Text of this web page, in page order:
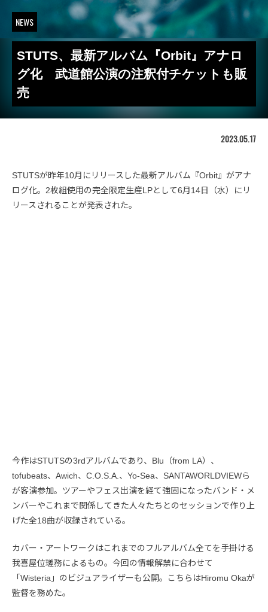
NEWS
STUTS、最新アルバム『Orbit』アナロ
グ化 武道館公演の注釈付チケットも販
売
2023.05.17
STUTSが昨年10月にリリースした最新アルバム『Orbit』がアナ
ログ化。2枚組使用の完全限定生産LPとして6月14日（水）にリ
リースされることが発表された。
今作はSTUTSの3rdアルバムであり、Blu（from LA）、
tofubeats、Awich、C.O.S.A.、Yo-Sea、SANTAWORLDVIEWら
が客演参加。ツアーやフェス出演を経て強固になったバンド・メ
ンバーやこれまで関係してきた人々たちとのセッションで作り上
げた全18曲が収録されている。
カバー・アートワークはこれまでのフルアルバム全てを手掛ける
我喜屋位瑳務によるもの。今回の情報解禁に合わせて
「Wisteria」のビジュアライザーも公開。こちらはHiromu Okaが
監督を務めた。